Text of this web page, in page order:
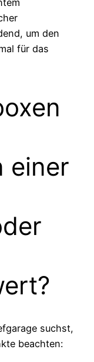
um den
für das
einer
suchst,
beachten: